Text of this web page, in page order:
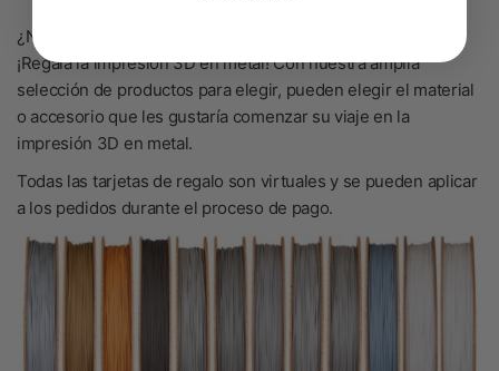
¿No estás seguro de qué regalarle al creador de tu vida?
¡Regala la impresión 3D en metal! Con nuestra amplia
selección de productos para elegir, pueden elegir el material
o accesorio que les gustaría comenzar su viaje en la
impresión 3D en metal.
Todas las tarjetas de regalo son virtuales y se pueden aplicar
a los pedidos durante el proceso de pago.